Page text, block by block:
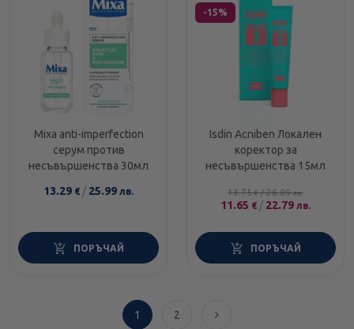
Mixa anti-imperfection
серум против
несъвършенства 30мл
13.29 € / 25.99 лв.
ПОРЪЧАЙ
-15%
Isdin Acniben Локален
коректор за
несъвършенства 15мл
13.75€ / 26.89лв.
11.65 € / 22.79 лв.
ПОРЪЧАЙ
1 2